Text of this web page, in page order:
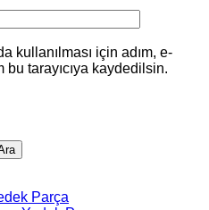
kullanılması için adım, e-
tarayıcıya kaydedilsin.
Parça